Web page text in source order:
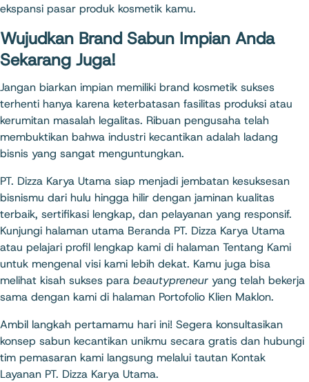
ekspansi pasar produk kosmetik kamu.
Wujudkan Brand Sabun Impian Anda
Sekarang Juga!
Jangan biarkan impian memiliki brand kosmetik sukses
terhenti hanya karena keterbatasan fasilitas produksi atau
kerumitan masalah legalitas. Ribuan pengusaha telah
membuktikan bahwa industri kecantikan adalah ladang
bisnis yang sangat menguntungkan.
PT. Dizza Karya Utama siap menjadi jembatan kesuksesan
bisnismu dari hulu hingga hilir dengan jaminan kualitas
terbaik, sertifikasi lengkap, dan pelayanan yang responsif.
Kunjungi halaman utama Beranda PT. Dizza Karya Utama
atau pelajari profil lengkap kami di halaman Tentang Kami
untuk mengenal visi kami lebih dekat. Kamu juga bisa
melihat kisah sukses para beautypreneur yang telah bekerja
sama dengan kami di halaman Portofolio Klien Maklon.
Ambil langkah pertamamu hari ini! Segera konsultasikan
konsep sabun kecantikan unikmu secara gratis dan hubungi
tim pemasaran kami langsung melalui tautan Kontak
Layanan PT. Dizza Karya Utama.